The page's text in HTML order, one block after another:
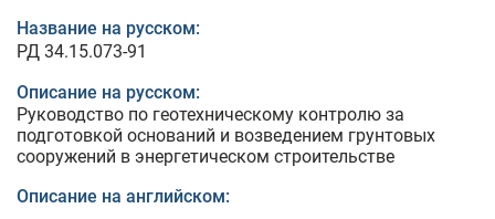
Название на русском:
РД 34.15.073-91
Описание на русском:
Руководство по геотехническому контролю за
подготовкой оснований и возведением грунтовых
сооружений в энергетическом строительстве
Описание на английском: